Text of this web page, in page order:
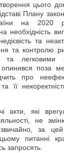
цього
Плану
на 2020
необхідність
та
та контролю
та легковими
поза
про
та її
акти, які
не
за
питанні
запросять.